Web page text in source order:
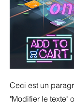
Ceci est un
"Modifier le texte"